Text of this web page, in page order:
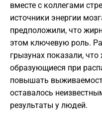
вместе с коллегами
источники энергии
предположили, что
этом ключевую роль.
грызунах показали,
образующиеся при
повышать
оставалось
результаты у людей.